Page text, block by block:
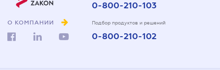
О КОМПАНИИ
0-800-210-103
Подбор продуктов и решений
0-800-210-102